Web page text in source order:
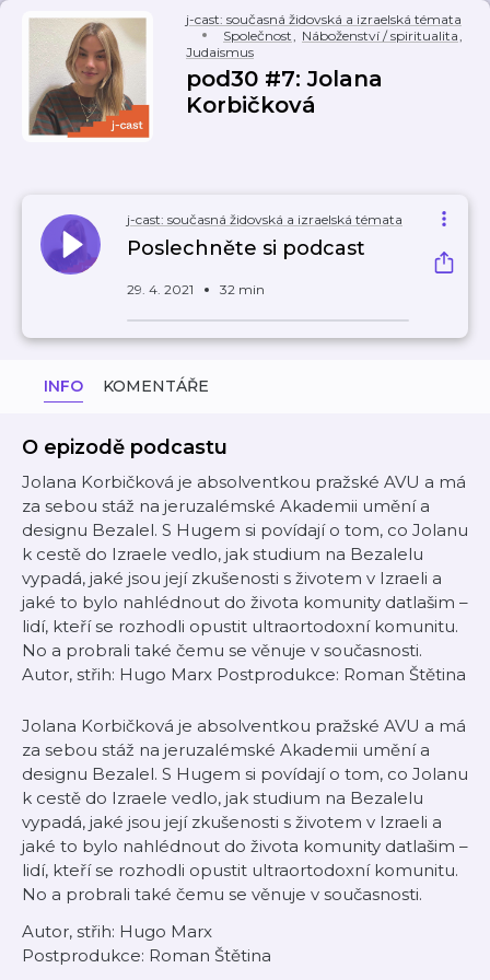
j-cast: současná židovská a izraelská témata
Společnost, Náboženství / spiritualita,
Judaismus
pod30 #7: Jolana
Korbičková
j-cast: současná židovská a izraelská témata
Poslechněte si podcast
29. 4. 2021 32 min
INFO KOMENTÁŘE
O epizodě podcastu
Jolana Korbičková je absolventkou pražské AVU a má
za sebou stáž na jeruzalémské Akademii umění a
designu Bezalel. S Hugem si povídají o tom, co Jolanu
k cestě do Izraele vedlo, jak studium na Bezalelu
vypadá, jaké jsou její zkušenosti s životem v Izraeli a
jaké to bylo nahlédnout do života komunity datlašim –
lidí, kteří se rozhodli opustit ultraortodoxní komunitu.
No a probrali také čemu se věnuje v současnosti.
Autor, střih: Hugo Marx Postprodukce: Roman Štětina
Jolana Korbičková je absolventkou pražské AVU a má
za sebou stáž na jeruzalémské Akademii umění a
designu Bezalel. S Hugem si povídají o tom, co Jolanu
k cestě do Izraele vedlo, jak studium na Bezalelu
vypadá, jaké jsou její zkušenosti s životem v Izraeli a
jaké to bylo nahlédnout do života komunity datlašim –
lidí, kteří se rozhodli opustit ultraortodoxní komunitu.
No a probrali také čemu se věnuje v současnosti.
Autor, střih: Hugo Marx
Postprodukce: Roman Štětina